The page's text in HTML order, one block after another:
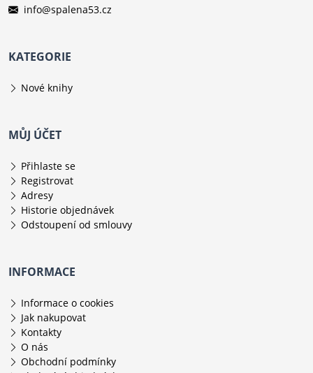
info@spalena53.cz
KATEGORIE
Nové knihy
MŮJ ÚČET
Přihlaste se
Registrovat
Adresy
Historie objednávek
Odstoupení od smlouvy
INFORMACE
Informace o cookies
Jak nakupovat
Kontakty
O nás
Obchodní podmínky